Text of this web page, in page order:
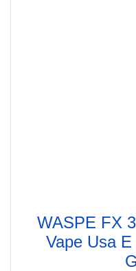
WASPE FX
Vape Usa